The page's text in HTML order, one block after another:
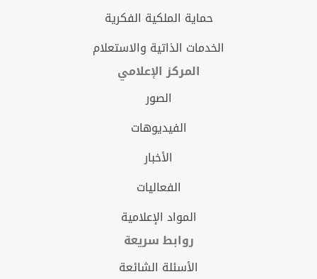
حماية الملكية الفكرية
الخدمات الذاتية والاستعلام
المركز الإعلامي
الصور
الفيديوهات
الأخبار
الفعاليات
المواد الإعلامية
روابط سريعة
الأسئلة الشائعة